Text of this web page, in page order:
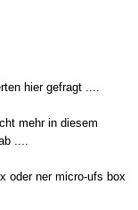
hier gefragt ....
mehr in diesem
....
oder ner micro-ufs box